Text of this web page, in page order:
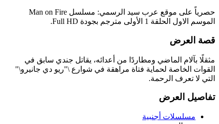
حصرياً على موقع عرب سيد الرسمي: مسلسل Man on Fire
الموسم الاول الحلقة 1 الأولى مترجم بجودة Full HD.
قصة العرض
مثقلًا بآلام الماضي ومطاردًا من أعدائه، يقاتل جندي سابق في
القوات الخاصة لحماية فتاة مراهقة في شوارع \"ريو دي جانيرو\"
التي لا تعرف الرحمة.
تفاصيل العرض
مسلسلات أجنبية